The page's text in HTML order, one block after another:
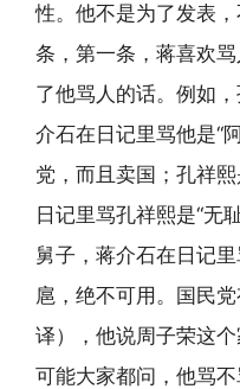
性。他不是为了发表
条，第一条，蒋喜欢
了他骂人的话。例如
介石在日记里骂他是“
党，而且卖国；孔祥
日记里骂孔祥熙是“无
舅子，蒋介石在日记
扈，绝不可用。国民
译），他说周子荣这
可能大家都问，他骂